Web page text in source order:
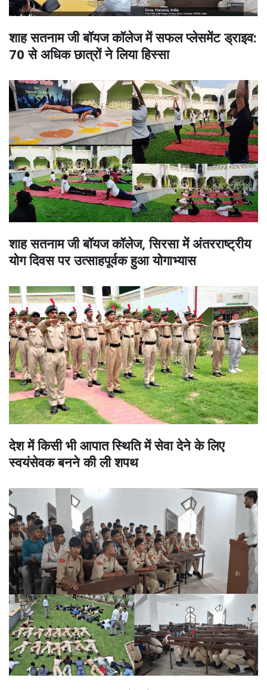
शाह सतनाम जी बॉयज कॉलेज में सफल प्लेसमेंट ड्राइव:
70 से अधिक छात्रों ने लिया हिस्सा
शाह सतनाम जी बॉयज कॉलेज, सिरसा में अंतरराष्ट्रीय
योग दिवस पर उत्साहपूर्वक हुआ योगाभ्यास
देश में किसी भी आपात स्थिति में सेवा देने के लिए
स्वयंसेवक बनने की ली शपथ